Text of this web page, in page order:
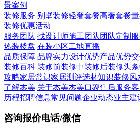
景案例
装修服务 别墅装修轻奢套餐高奢套餐量
装修优惠活动
服务团队 找设计师施工团队 团队定制
热装楼盘 在装小区工地直播
品质保障 品牌实力设计优势产品优势
装修百科 装修前装修中装修后装修头条
攻略家居常识家居测评选材知识装修风
了解杰美 关于杰美杰美口碑售后服务
历程招聘信息常见问题企业动态业主建
咨询报价电话/微信